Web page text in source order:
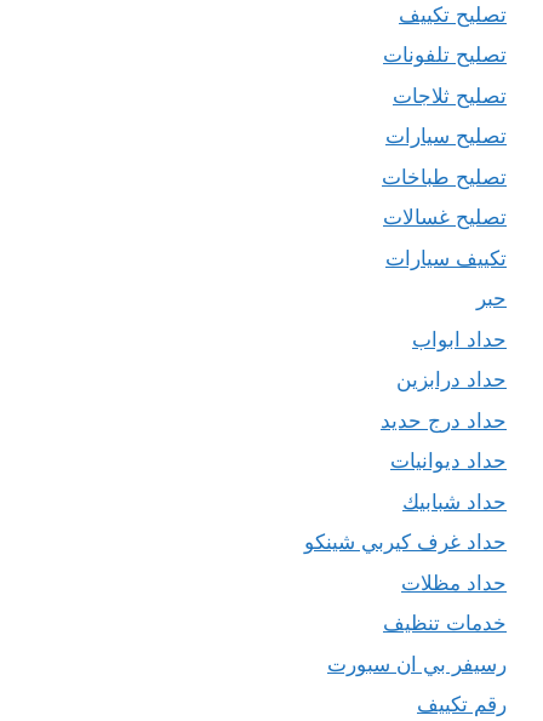
تصليح تكييف
تصليح تلفونات
تصليح ثلاجات
تصليح سيارات
تصليح طباخات
تصليح غسالات
تكييف سيارات
حبر
حداد ابواب
حداد درابزين
حداد درج حديد
حداد ديوانيات
حداد شبابيك
حداد غرف كيربي شينكو
حداد مظلات
خدمات تنظيف
رسيفر بي ان سبورت
رقم تكييف